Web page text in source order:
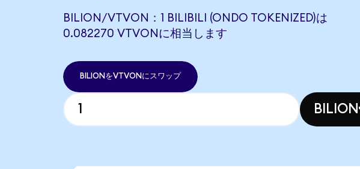
BILION/VTVON：1 BILIBILI (ONDO TOKENIZED)は
0.082270 VTVONに相当します
BILIONをVTVONにスワップ
BILION